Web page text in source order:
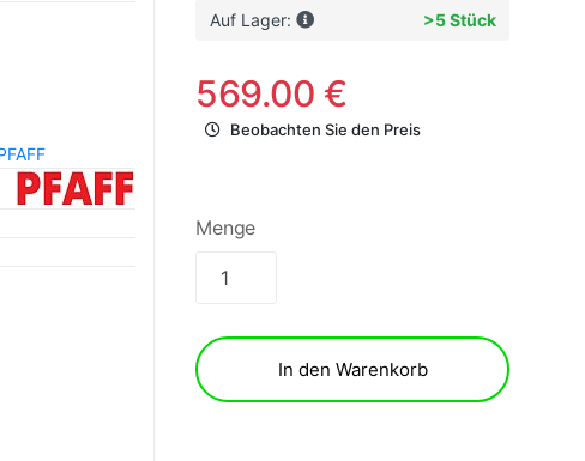
Auf Lager: >5 Stück
569.00 €
Beobachten Sie den Preis
Menge
In den Warenkorb